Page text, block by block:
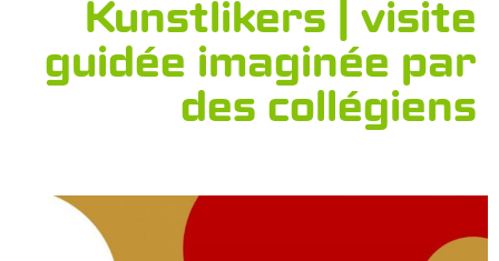
Kunstlikers | visite
guidée imaginée par
des collégiens